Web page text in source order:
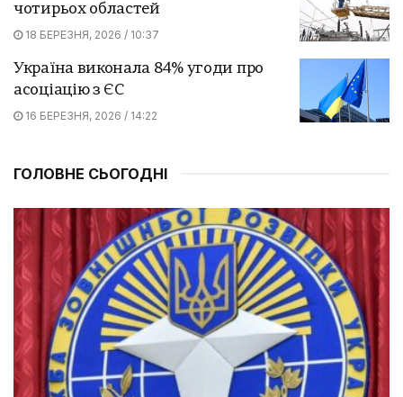
чотирьох областей
18 БЕРЕЗНЯ, 2026 / 10:37
Україна виконала 84% угоди про
асоціацію з ЄС
16 БЕРЕЗНЯ, 2026 / 14:22
ГОЛОВНЕ СЬОГОДНІ